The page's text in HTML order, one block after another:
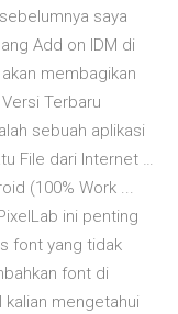
saya
Add on IDM di
membagikan
Terbaru
sebuah aplikasi
File dari Internet …
(100% Work ...
ini penting
font yang tidak
font di
kalian mengetahui